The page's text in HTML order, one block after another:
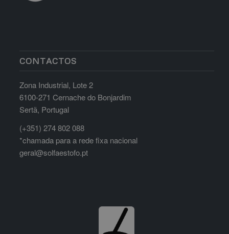
CONTACTOS
Zona Industrial, Lote 2
6100-271 Cernache do Bonjardim
Sertã, Portugal
(+351) 274 802 088
*chamada para a rede fixa nacional
geral@solfaestofo.pt